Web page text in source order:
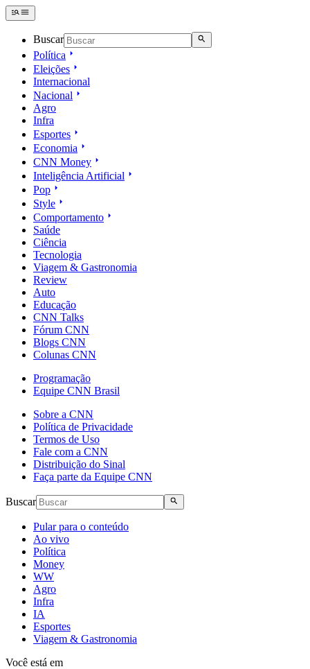
Buscar
Política
Eleições
Internacional
Nacional
Agro
Infra
Esportes
Economia
CNN Money
Inteligência Artificial
Pop
Style
Comportamento
Saúde
Ciência
Tecnologia
Viagem & Gastronomia
Review
Auto
Educação
CNN Talks
Fórum CNN
Blogs CNN
Colunas CNN
Programação
Equipe CNN Brasil
Sobre a CNN
Política de Privacidade
Termos de Uso
Fale com a CNN
Distribuição do Sinal
Faça parte da Equipe CNN
Buscar
Pular para o conteúdo
Ao vivo
Política
Money
WW
Agro
Infra
IA
Esportes
Viagem & Gastronomia
Você está em